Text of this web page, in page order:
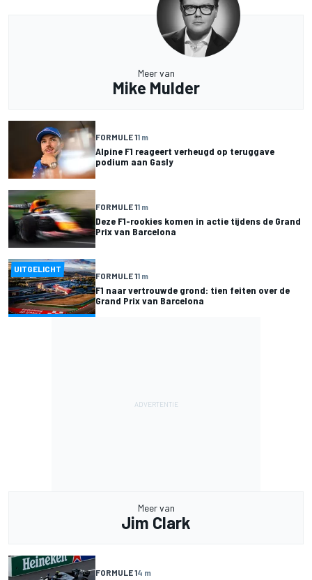
Meer van
Mike Mulder
FORMULE 11 m
Alpine F1 reageert verheugd op teruggave
podium aan Gasly
FORMULE 11 m
Deze F1-rookies komen in actie tijdens de Grand
Prix van Barcelona
UITGELICHT
FORMULE 11 m
F1 naar vertrouwde grond: tien feiten over de
Grand Prix van Barcelona
Meer van
Jim Clark
FORMULE 14 m